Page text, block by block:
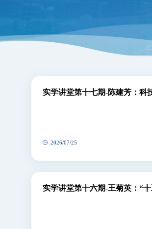
历任领导
现任领导
历史沿革
实学讲堂第十七期-陈建芳：科
2026/07/25
实学讲堂第十六期-王菊英：“